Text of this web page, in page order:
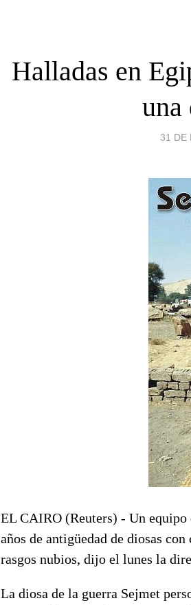
Halladas en
una
31 DE
EL CAIRO (Reuters) - Un equipo
años de antigüedad de diosas
rasgos nubios, dijo el lunes la
La diosa de la guerra Sejmet